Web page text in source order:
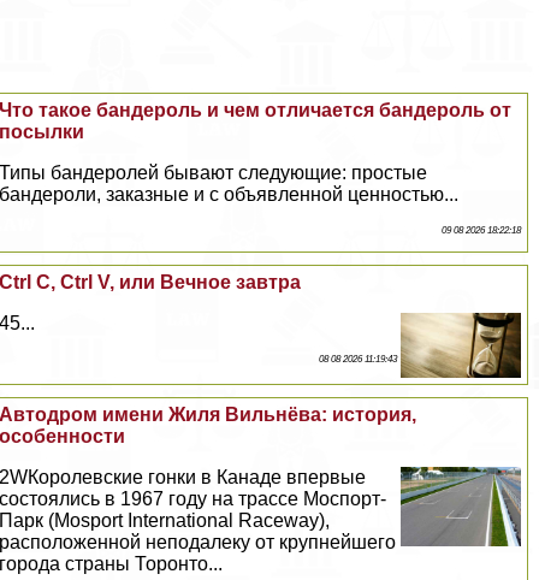
Что такое бандероль и чем отличается бандероль от
посылки
Типы бандеролей бывают следующие: простые
бандероли, заказные и с объявленной ценностью...
09 08 2026 18:22:18
Ctrl C, Ctrl V, или Вечное завтра
45...
08 08 2026 11:19:43
Автодром имени Жиля Вильнёва: история,
особенности
2WКоролевские гонки в Канаде впервые
состоялись в 1967 году на трассе Моспорт-
Парк (Mosport International Raceway),
расположенной неподалеку от крупнейшего
города страны Торонто...